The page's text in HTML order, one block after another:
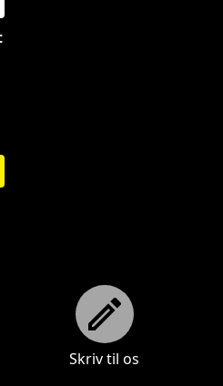
Skriv til os
Skriv til os